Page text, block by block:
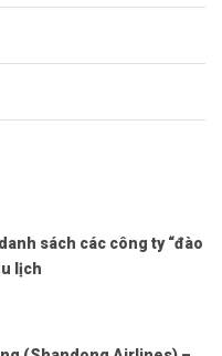
sách các công ty “đào
lịch